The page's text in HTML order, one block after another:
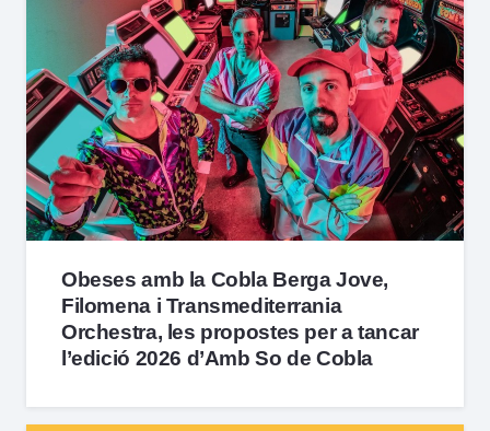
Obeses amb la Cobla Berga Jove,
Filomena i Transmediterrania
Orchestra, les propostes per a tancar
l’edició 2026 d’Amb So de Cobla